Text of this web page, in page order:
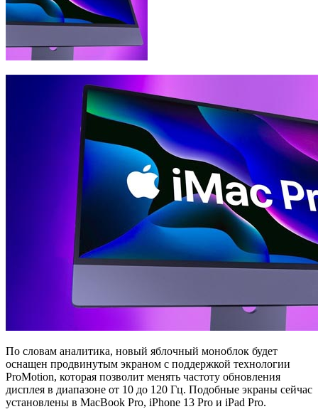
По словам аналитика, новый яблочный моноблок будет
оснащен продвинутым экраном с поддержкой технологии
ProMotion, которая позволит менять частоту обновления
дисплея в диапазоне от 10 до 120 Гц. Подобные экраны сейчас
установлены в MacBook Pro, iPhone 13 Pro и iPad Pro.